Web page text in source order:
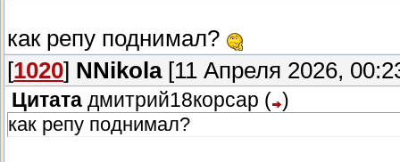
как репу поднимал?
[1020] NNikola[11 Апреля 2026,
Цитата дмитрий18корсар ( )
как репу поднимал?